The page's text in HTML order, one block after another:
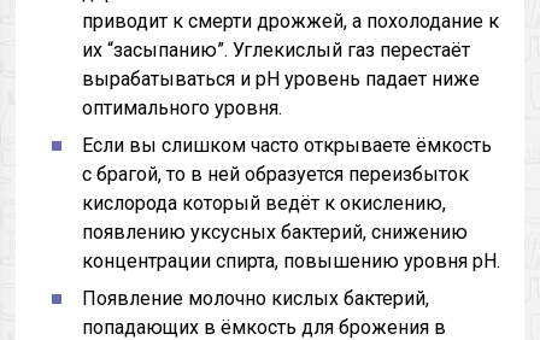
приводит к смерти дрожжей, а похолодание к
их “засыпанию”. Углекислый газ перестаёт
вырабатываться и pH уровень падает ниже
оптимального уровня.
Если вы слишком часто открываете ёмкость
с брагой, то в ней образуется переизбыток
кислорода который ведёт к окислению,
появлению уксусных бактерий, снижению
концентрации спирта, повышению уровня pH.
Появление молочно кислых бактерий,
попадающих в ёмкость для брожения в